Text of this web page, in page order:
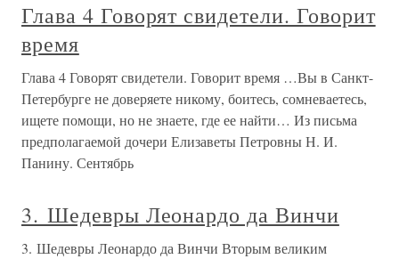
Глава 4 Говорят свидетели. Говорит
время
Глава 4 Говорят свидетели. Говорит время …Вы в Санкт-
Петербурге не доверяете никому, боитесь, сомневаетесь,
ищете помощи, но не знаете, где ее найти… Из письма
предполагаемой дочери Елизаветы Петровны Н. И.
Панину. Сентябрь
3. Шедевры Леонардо да Винчи
3. Шедевры Леонардо да Винчи Вторым великим